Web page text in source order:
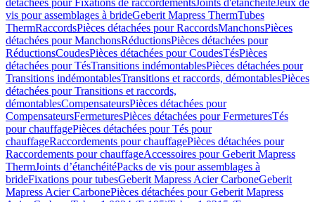
détachées pour Fixations de raccordementsJoints d'étanchéitéJeux de
vis pour assemblages à brideGeberit Mapress ThermTubes
ThermRaccordsPièces détachées pour RaccordsManchonsPièces
détachées pour ManchonsRéductionsPièces détachées pour
RéductionsCoudesPièces détachées pour CoudesTésPièces
détachées pour TésTransitions indémontablesPièces détachées pour
Transitions indémontablesTransitions et raccords, démontablesPièces
détachées pour Transitions et raccords,
démontablesCompensateursPièces détachées pour
CompensateursFermeturesPièces détachées pour FermeturesTés
pour chauffagePièces détachées pour Tés pour
chauffageRaccordements pour chauffagePièces détachées pour
Raccordements pour chauffageAccessoires pour Geberit Mapress
ThermJoints d’étanchéitéPacks de vis pour assemblages à
brideFixations pour tubesGeberit Mapress Acier CarboneGeberit
Mapress Acier CarbonePièces détachées pour Geberit Mapress